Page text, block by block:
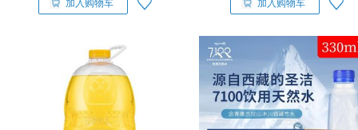
加入购物车 加入购物车